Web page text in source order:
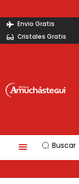
al
contenido
Envio Gratis
Cristales Gratis
Search